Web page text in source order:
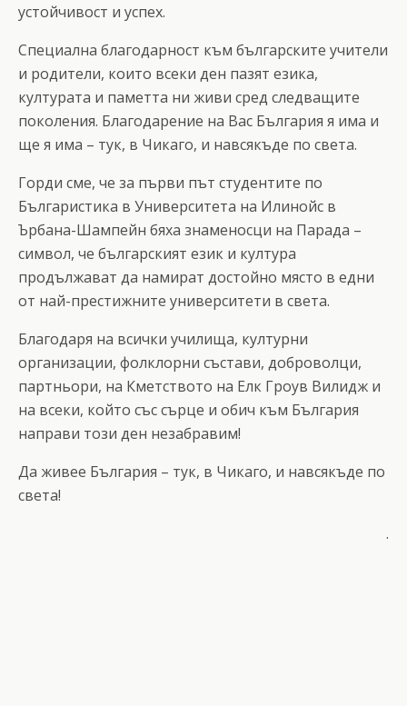
устойчивост и успех.
Специална благодарност към българските учители
и родители, които всеки ден пазят езика,
културата и паметта ни живи сред следващите
поколения. Благодарение на Вас България я има и
ще я има – тук, в Чикаго, и навсякъде по света.
Горди сме, че за първи път студентите по
Българистика в Университета на Илинойс в
Ърбана-Шампейн бяха знаменосци на Парада –
символ, че българският език и култура
продължават да намират достойно място в едни
от най-престижните университети в света.
Благодаря на всички училища, културни
организации, фолклорни състави, доброволци,
партньори, на Кметството на Елк Гроув Вилидж и
на всеки, който със сърце и обич към България
направи този ден незабравим!
Да живее България – тук, в Чикаго, и навсякъде по
света!
.